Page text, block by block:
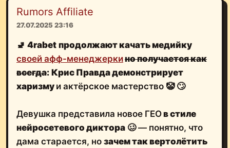
Rumors Affiliate
27.07.2025 23:16
🚽 4rabet продолжаюткачать медийку
своей афф-менеджеркино получается как
всегда: Крис Правда демонстрирует
харизму и актёрское мастерство 🤡 🙄
Девушка представила новое ГЕОв стиле
нейросетевого диктора 🥴 — понятно, что
дама старается, но зачем так вертолётить